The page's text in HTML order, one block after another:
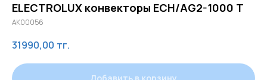
ELECTROLUX конвекторы ECH/AG2-1000 T
AK00056
31990,00 тг.